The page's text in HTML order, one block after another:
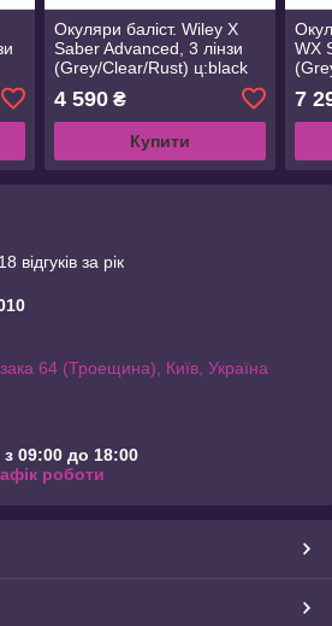
Окуляри баліст. Wiley X
Saber Advanced, 3 лінзи
(Grey/Clear/Rust) ц:black
4 590₴
Купити
WX
7
відгуків за рік
64 (Троещина), Київ, Україна
09:00 до 18:00
роботи